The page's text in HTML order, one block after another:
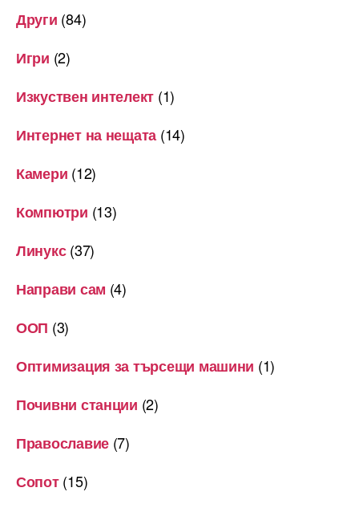
Други (84)
Игри (2)
Изкуствен интелект (1)
Интернет на нещата (14)
Камери (12)
Компютри (13)
Линукс(37)
Направи сам (4)
ООП (3)
Оптимизация за търсещи машини (1)
Почивни станции (2)
Православие (7)
Сопот(15)